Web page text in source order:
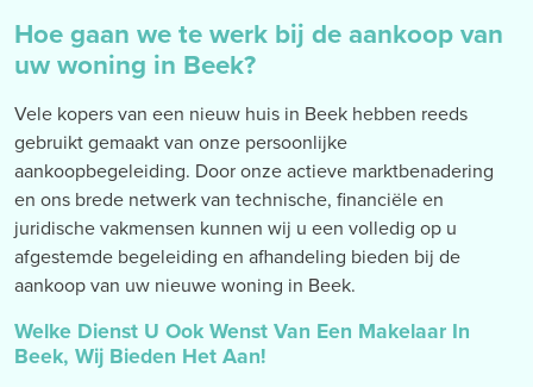
Hoe gaan we te werk bij de aankoop van
uw woning in Beek?
Vele kopers van een nieuw huis in Beek hebben reeds
gebruikt gemaakt van onze persoonlijke
aankoopbegeleiding. Door onze actieve marktbenadering
en ons brede netwerk van technische, financiële en
juridische vakmensen kunnen wij u een volledig op u
afgestemde begeleiding en afhandeling bieden bij de
aankoop van uw nieuwe woning in Beek.
Welke Dienst U Ook Wenst Van Een Makelaar In
Beek, Wij Bieden Het Aan!